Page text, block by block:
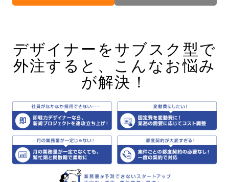
デザイナーをサブスク型で
外注すると、こんなお悩み
が解決！